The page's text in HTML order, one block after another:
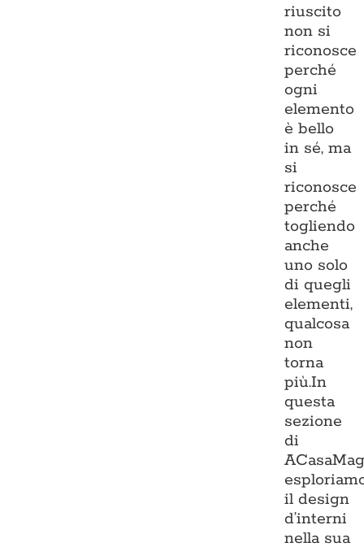
riuscito
non si
riconosce
perché
ogni
elemento
è bello
in sé, ma
si
riconosce
perché
togliendo
anche
uno solo
di quegli
elementi,
qualcosa
non
torna
più.In
questa
sezione
di
il design
d’interni
nella sua